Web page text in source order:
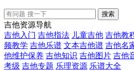
吉他资源导航
吉他入门 吉他指法 儿童吉他 吉他教
频教学 吉他乐谱 文本吉他谱 吉他名
他维护保养 吉他知识 吉他图片 吉他
考级 吉他专题 乐理资源 乐谱大全